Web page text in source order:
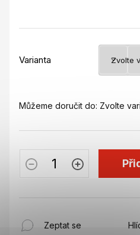
Varianta
Můžeme doručit do: Zvolte
Zeptat se